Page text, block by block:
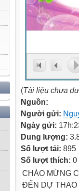
(Tài liệu chưa
Nguồn:
Người gửi:
Ngày gửi:
Dung lượng:
Số lượt tải: 895
Số lượt thích: 0
CHÀO MỪNG
ĐẾN DỰ THAO